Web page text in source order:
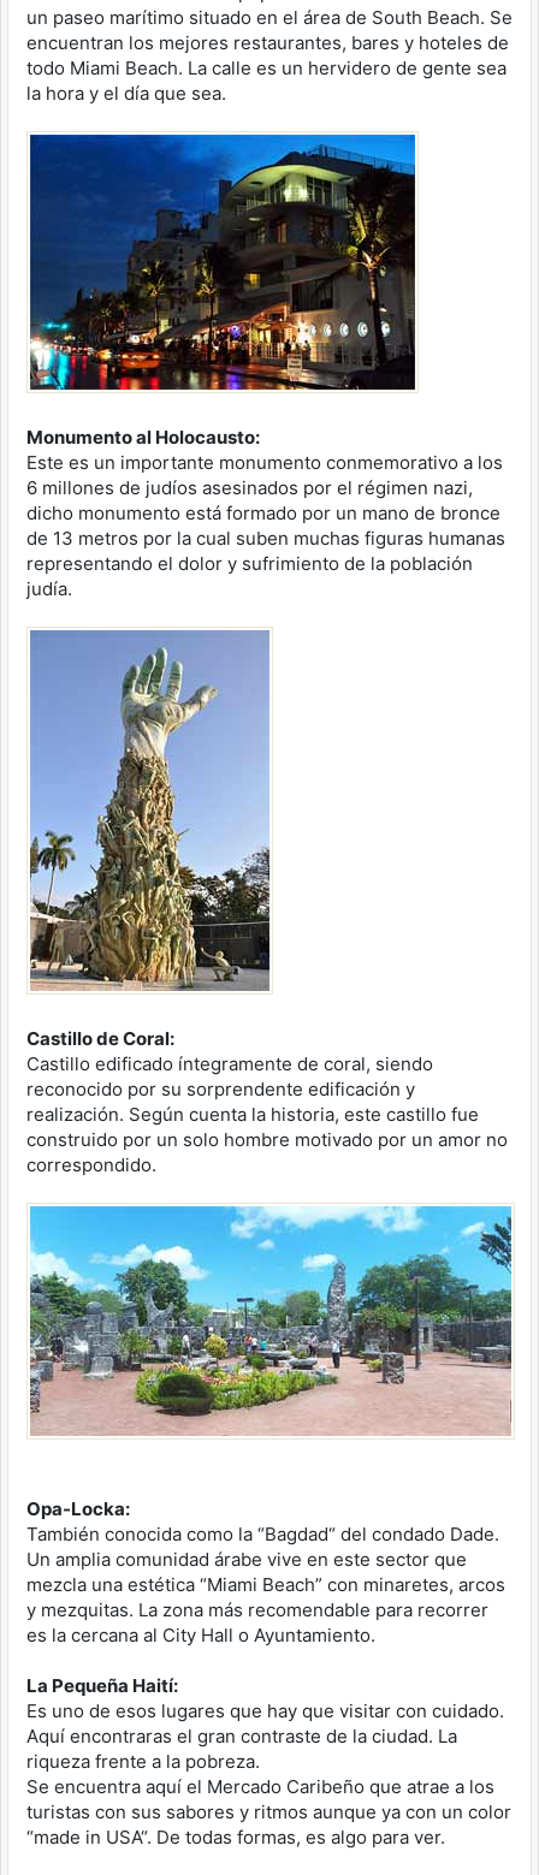
un paseo marítimo situado en el área de South Beach. Se
encuentran los mejores restaurantes, bares y hoteles de
todo Miami Beach. La calle es un hervidero de gente sea
la hora y el día que sea.
Monumento al Holocausto:
Este es un importante monumento conmemorativo a los
6 millones de judíos asesinados por el régimen nazi,
dicho monumento está formado por un mano de bronce
de 13 metros por la cual suben muchas figuras humanas
representando el dolor y sufrimiento de la población
judía.
Castillo de Coral:
Castillo edificado íntegramente de coral, siendo
reconocido por su sorprendente edificación y
realización. Según cuenta la historia, este castillo fue
construido por un solo hombre motivado por un amor no
correspondido.
Opa-Locka:
También conocida como la “Bagdad“ del condado Dade.
Un amplia comunidad árabe vive en este sector que
mezcla una estética “Miami Beach” con minaretes, arcos
y mezquitas. La zona más recomendable para recorrer
es la cercana al City Hall o Ayuntamiento.
La Pequeña Haití:
Es uno de esos lugares que hay que visitar con cuidado.
Aquí encontraras el gran contraste de la ciudad. La
riqueza frente a la pobreza.
Se encuentra aquí el Mercado Caribeño que atrae a los
turistas con sus sabores y ritmos aunque ya con un color
“made in USA“. De todas formas, es algo para ver.